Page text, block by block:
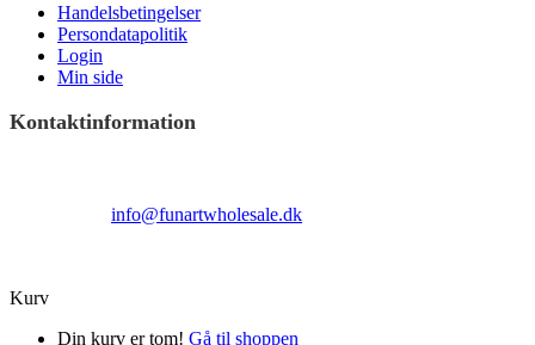
Handelsbetingelser
Persondatapolitik
Login
Min side
Kontaktinformation
info@funartwholesale.dk
Kurv
Din kurv er tom! Gå til shoppen